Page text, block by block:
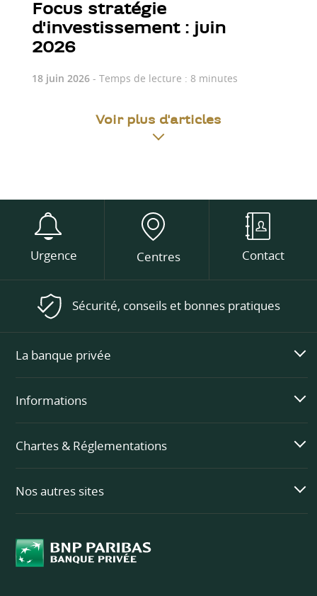
Focus stratégie
d'investissement : juin
2026
18 juin 2026- Temps de lecture : 8 minutes
Voir plus d'articles
Urgence Centres Contact
Sécurité, conseils et bonnes pratiques
La banque privée
Informations
Chartes & Réglementations
Nos autres sites